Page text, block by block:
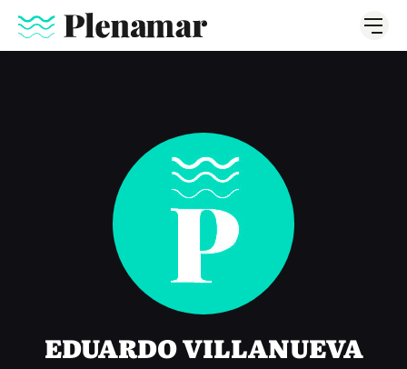
EDUARDO VILLANUEVA